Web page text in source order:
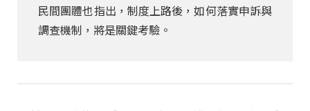
民間團體也指出，制度上路後，如何落實申訴與
調查機制，將是關鍵考驗。